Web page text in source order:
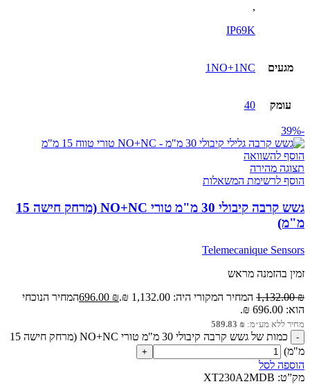
,
IP69K
מגעים 1NO+1NC
עומק 40
-39%
הוסף להשוואה
תצוגה מהירה
הוסף לרשימת המשאלות
גשש קרבה קיבולי 30 מ"מ טורי NO+NC (מרחק חישה 15
מ"מ)
Telemecanique Sensors
זמין בהזמנה מראש
1,132.00₪ המחיר המקורי היה: 1,132.00 ₪. 696.00 ₪
המחיר הנוכחי
הוא: 696.00 ₪.
מחיר ללא מע״מ: 589.83 ₪
כמות של גשש קרבה קיבולי 30 מ"מ טורי NO+NC (מרחק חישה 15
מ"מ)
הוספה לסל
מק”ט: XT230A2MDB